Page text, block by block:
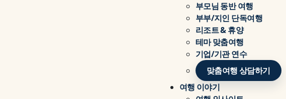
부모님 동반 여행
부부/지인 단독여행
리조트 & 휴양
테마 맞춤여행
기업/기관 연수
맞춤여행 상담하기
여행 이야기